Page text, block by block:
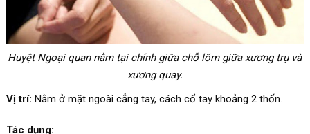
Huyệt Ngoại quan nằm tại chính giữa chỗ lõm giữa xương trụ và
xương quay.
Vị trí: Nằm ở mặt ngoài cẳng tay, cách cổ tay khoảng 2 thốn.
Tác dụng: